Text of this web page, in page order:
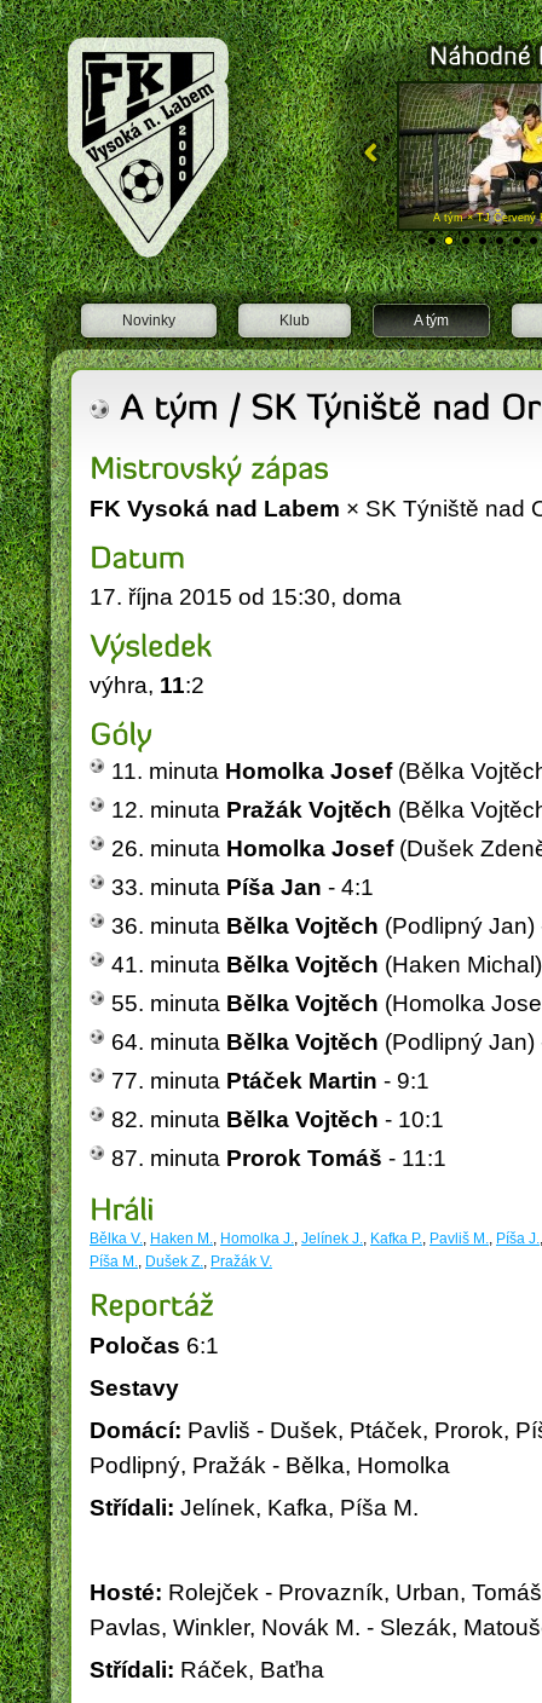
FK Vysoká nad Labem × SK Týniště nad
17. října 2015 od 15:30, doma
výhra, 11:2
11. minuta Homolka Josef(Bělka
12. minuta Pražák Vojtěch (Bělka
26. minuta Homolka Josef(Dušek
33. minuta Píša Jan - 4:1
36. minuta Bělka Vojtěch (Podlipný Jan)
41. minuta Bělka Vojtěch (Haken
55. minuta Bělka Vojtěch (Homolka
64. minuta Bělka Vojtěch (Podlipný Jan)
77. minuta Ptáček Martin - 9:1
82. minuta Bělka Vojtěch - 10:1
87. minuta Prorok Tomáš - 11:1
Bělka V., Haken M., Homolka J., Jelínek J., Kafka P., Pavliš M., Píša J.
Píša M., Dušek Z., Pražák V.
Poločas 6:1
Sestavy
Domácí: Pavliš - Dušek, Ptáček, Prorok,
Podlipný, Pražák - Bělka, Homolka
Střídali: Jelínek, Kafka, Píša M.
Hosté: Rolejček - Provazník, Urban,
Pavlas, Winkler, Novák M. - Slezák,
Střídali: Ráček, Baťha
Obec Vysoká nad Labem
FK Vysoká nad Labem
Novinky Klub A tým
A tým × FK Chlum. n. C. "A" A tým × TJ Červený